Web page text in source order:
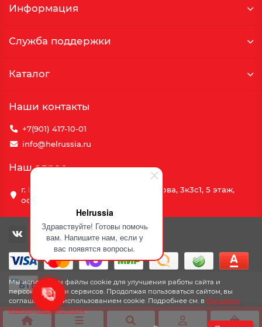
Helrussia
Здравствуйте! Готовы помочь
вам. Напишите нам, если у
вас появятся вопросы.
Мы используем файлы cookie для улучшения работы сайта и
персонализации сервисов. Продолжая пользоваться сайтом, вы
соглашаетесь с использованием cookie. Подробнее см. в Политике
конфиденциальности.
Информация
Служба поддержки
Каталог
Наши контакты
+7(901) 417-10-01
info@helrussia.ru
Наш адрес
г. Москва, улица Василия Петушкова, 3к3c1, 5 этаж,
офис 69